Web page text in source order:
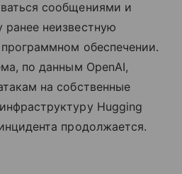
сообщениями и
неизвестную
обеспечении.
по данным OpenAI,
на собственные
Hugging
продолжается.